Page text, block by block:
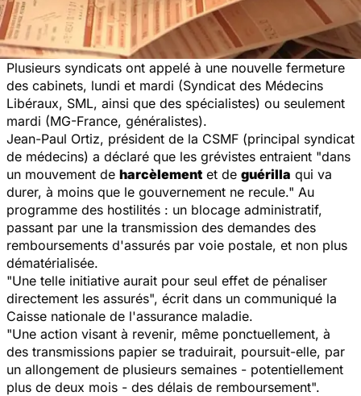
Plusieurs syndicats ont appelé à une nouvelle fermeture
des cabinets, lundi et mardi (Syndicat des Médecins
Libéraux, SML, ainsi que des spécialistes) ou seulement
mardi (MG-France, généralistes).
Jean-Paul Ortiz, président de la CSMF (principal syndicat
de médecins) a déclaré que les grévistes entraient "dans
un mouvement de harcèlement et de guérilla qui va
durer, à moins que le gouvernement ne recule." Au
programme des hostilités : un blocage administratif,
passant par une la transmission des demandes des
remboursements d'assurés par voie postale, et non plus
dématérialisée.
"Une telle initiative aurait pour seul effet de pénaliser
directement les assurés", écrit dans un communiqué la
Caisse nationale de l'assurance maladie.
"Une action visant à revenir, même ponctuellement, à
des transmissions papier se traduirait, poursuit-elle, par
un allongement de plusieurs semaines - potentiellement
plus de deux mois - des délais de remboursement".